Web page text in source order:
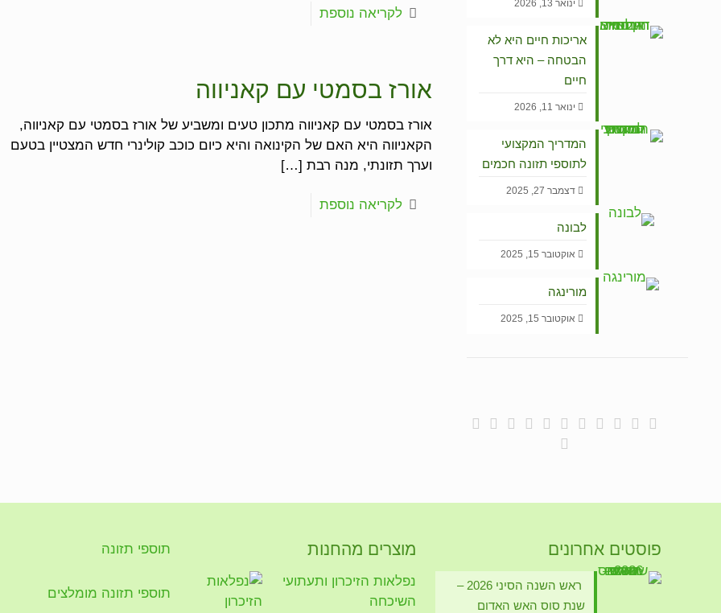
לקריאה נוספת
אורז בסמטי עם קאניווה
אורז בסמטי עם קאניווה מתכון טעים ומשביע של אורז בסמטי עם קאניווה,
הקאניווה היא האם של הקינואה והיא כיום כוכב קולינרי חדש המצטיין בטעם
וערך תזונתי, מנה רבת […]
לקריאה נוספת
ינואר 13, 2026
אריכות חיים היא לא
הבטחה – היא דרך
חיים
ינואר 11, 2026
המדריך המקצועי
לתוספי תזונה חכמים
דצמבר 27, 2025
לבונה
אוקטובר 15, 2025
מורינגה
אוקטובר 15, 2025
פוסטים אחרונים
ראש השנה הסיני 2026 –
שנת סוס האש האדום
מוצרים מהחנות
נפלאות הזיכרון ותעתועי
השיכחה
תוספי תזונה
תוספי תזונה מומלצים